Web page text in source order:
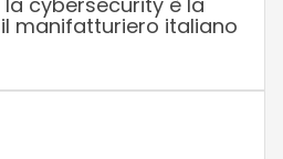
manifatturiero italiano